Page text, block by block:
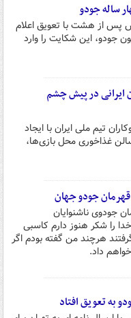
ساله جودو
پس از هشت با تعویق اعلام
جودو، این شکایت را وارد
ایرانی در پیش چشم
تیم ملی ایران با ایجاد
غذاخوری محل بازی‌ها،
جودو جهان
جودوی ناشنوایان
را شکر هنوز دارم کاسبی
هرچند من گفته بودم اگر
داد.
به تعویق افتاد